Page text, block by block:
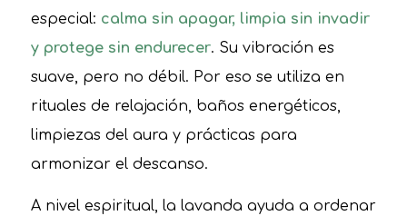
especial: calma sin apagar, limpia sin invadir
y protege sin endurecer. Su vibración es
suave, pero no débil. Por eso se utiliza en
rituales de relajación, baños energéticos,
limpiezas del aura y prácticas para
armonizar el descanso.
A nivel espiritual, la lavanda ayuda a ordenar